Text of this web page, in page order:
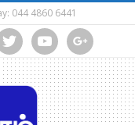
044 4860 6441
youtube google